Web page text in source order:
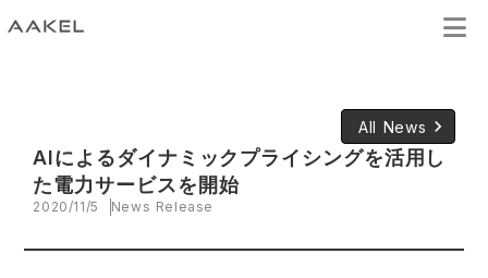
All News keyboard_arrow_right
AIによるダイナミックプライシングを活用し
た電力サービスを開始
2020/11/5 News Release